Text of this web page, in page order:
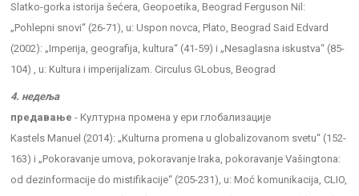
Slatko-gorka istorija šećera, Geopoetika, Beograd Ferguson Nil:
„Pohlepni snovi“ (26-71), u: Uspon novca, Plato, Beograd Said Edvard
(2002): „Imperija, geografija, kultura“ (41-59) i „Nesaglasna iskustva“ (85-
104) , u: Kultura i imperijalizam. Circulus GLobus, Beograd
4. недеља
предавање - Културна промена у ери глобализације
Kastels Manuel (2014): „Kulturna promena u globalizovanom svetu“ (152-
163) i „Pokoravanje umova, pokoravanje Iraka, pokoravanje Vašingtona:
od dezinformacije do mistifikacije“ (205-231), u: Moć komunikacija, CLIO,